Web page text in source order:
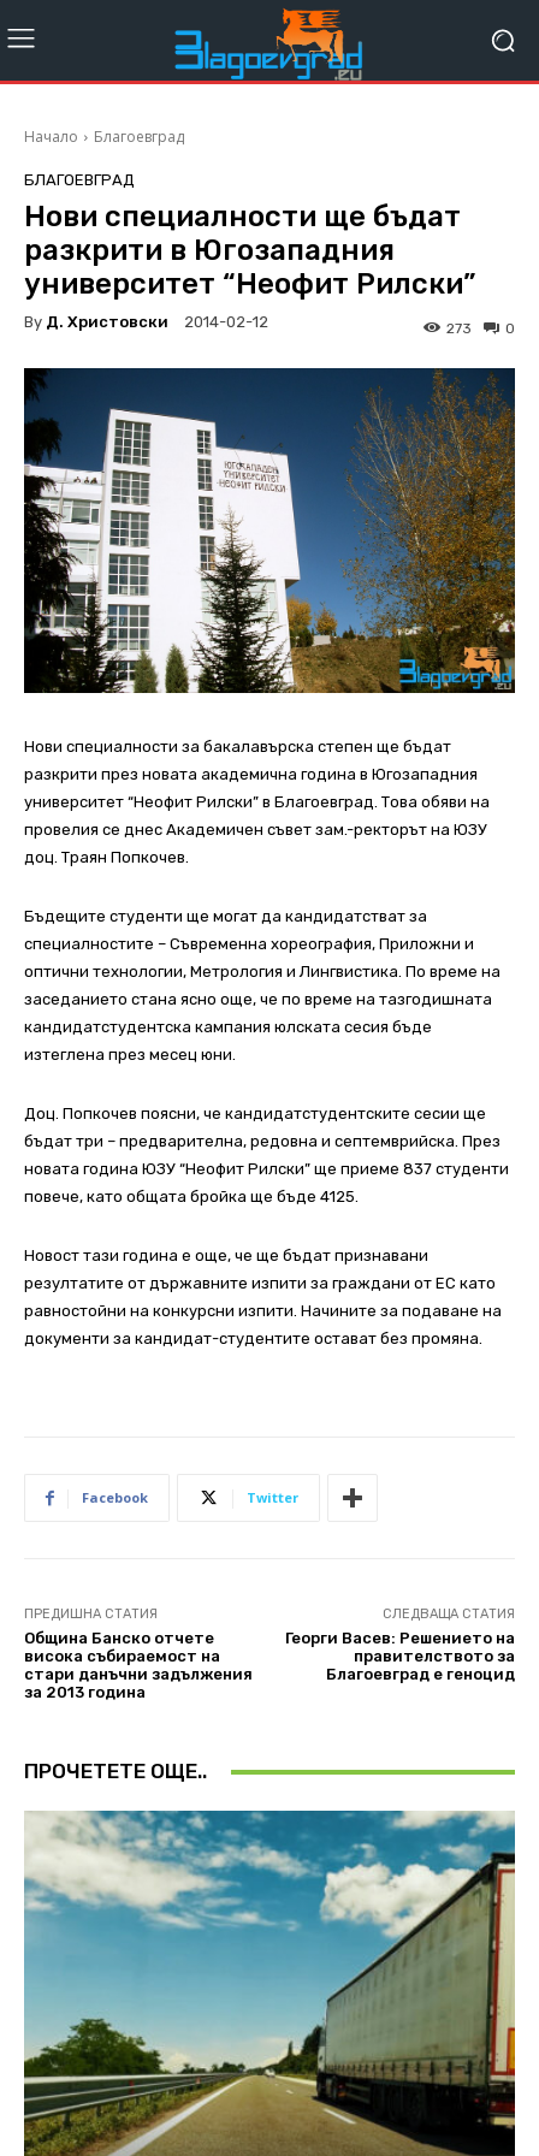
Начало Благоевград
БЛАГОЕВГРАД
Нови специалности ще бъдат
разкрити в Югозападния
университет “Неофит Рилски”
By Д. Христовски 2014-02-12 0
273
Нови специалности за бакалавърска степен ще бъдат
разкрити през новата академична година в Югозападния
университет “Неофит Рилски” в Благоевград. Това обяви на
провелия се днес Академичен съвет зам.-ректорът на ЮЗУ
доц. Траян Попкочев.
Бъдещите студенти ще могат да кандидатстват за
специалностите – Съвременна хореография, Приложни и
оптични технологии, Метрология и Лингвистика. По време на
заседанието стана ясно още, че по време на тазгодишната
кандидатстудентска кампания юлската сесия бъде
изтеглена през месец юни.
Доц. Попкочев поясни, че кандидатстудентските сесии ще
бъдат три – предварителна, редовна и септемврийска. През
новата година ЮЗУ “Неофит Рилски” ще приеме 837 студенти
повече, като общата бройка ще бъде 4125.
Новост тази година е още, че ще бъдат признавани
резултатите от държавните изпити за граждани от ЕС като
равностойни на конкурсни изпити. Начините за подаване на
документи за кандидат-студентите остават без промяна.
Facebook Twitter
ПРЕДИШНА СТАТИЯ
Община Банско отчете
висока събираемост на
стари данъчни задължения
за 2013 година
СЛЕДВАЩА СТАТИЯ
Георги Васев: Решението на
правителството за
Благоевград е геноцид
ПРОЧЕТЕТЕ ОЩЕ..